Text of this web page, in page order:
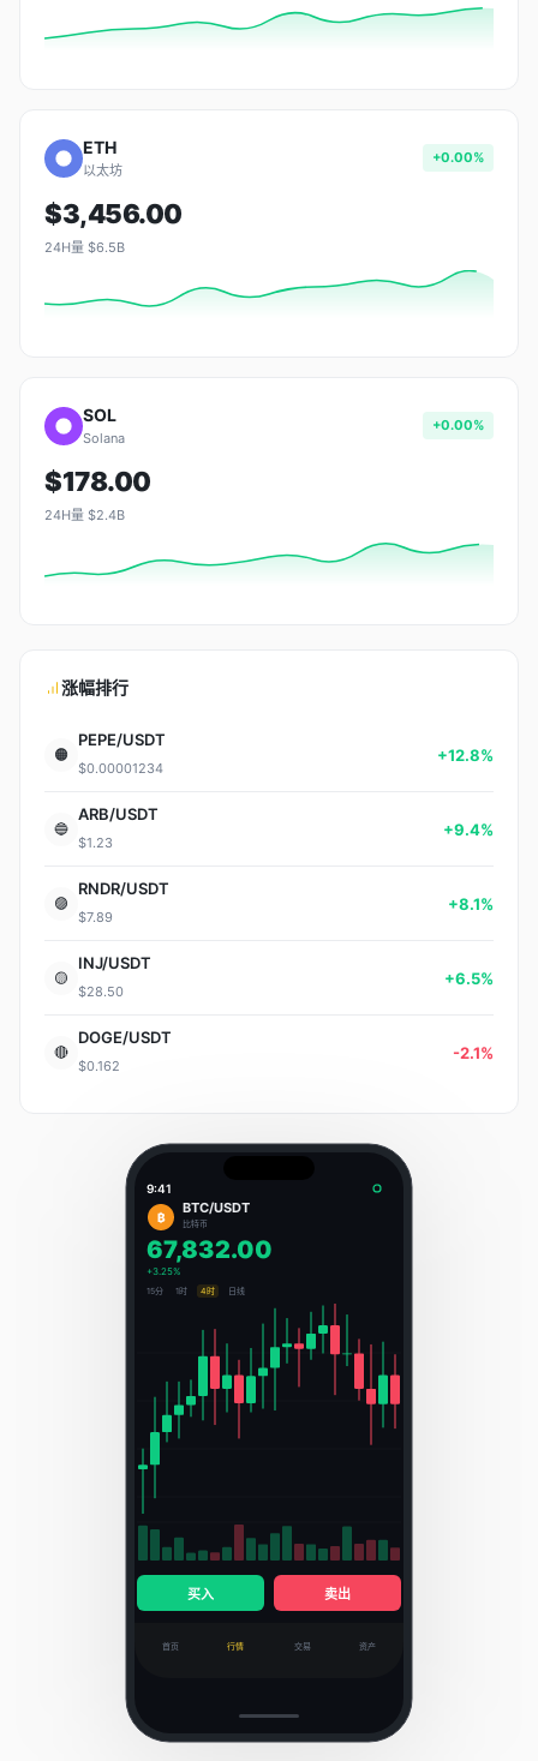
ETH
以太坊
+0.00%
$3,456.00
24H量 $6.5B
SOL
Solana
+0.00%
$178.00
24H量 $2.4B
涨幅排行
🟠
PEPE/USDT
$0.00001234
+12.8%
🔵
ARB/USDT
$1.23
+9.4%
🟣
RNDR/USDT
$7.89
+8.1%
🟡
INJ/USDT
$28.50
+6.5%
🔴
DOGE/USDT
$0.162
-2.1%
9:41
₿
BTC/USDT
比特币
67,832.00
+3.25%
15分 1时 4时 日线
买入 卖出
首页 行情 交易 资产